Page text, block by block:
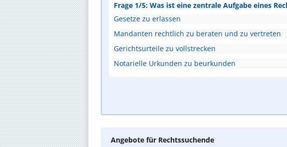
Frage 1/5: Was ist eine zentrale Aufgabe eines
Gesetze zu erlassen
Mandanten rechtlich zu beraten und zu vertreten
Gerichtsurteile zu vollstrecken
Notarielle Urkunden zu beurkunden
Angebote für Rechtssuchende